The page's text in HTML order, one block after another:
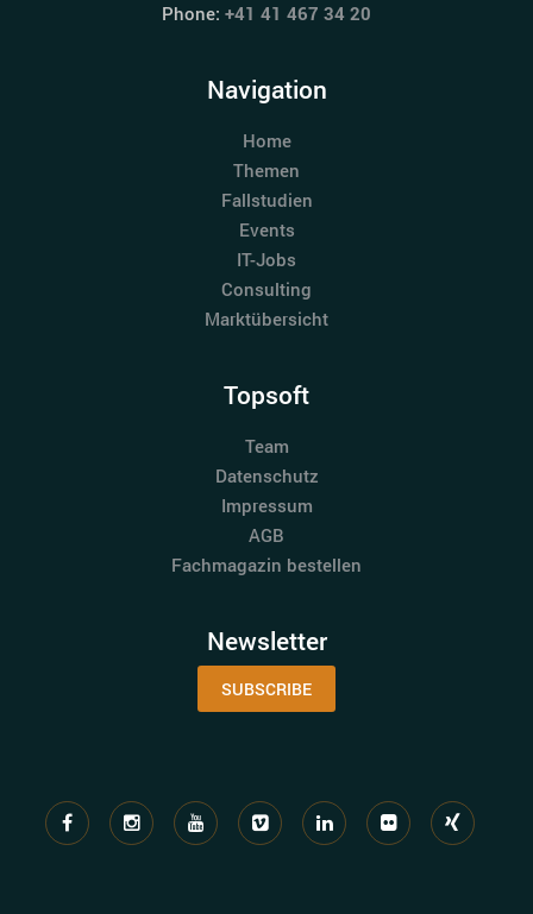
Phone: +41 41 467 34 20
Navigation
Home
Themen
Fallstudien
Events
IT-Jobs
Consulting
Marktübersicht
Topsoft
Team
Datenschutz
Impressum
AGB
Fachmagazin bestellen
Newsletter
SUBSCRIBE